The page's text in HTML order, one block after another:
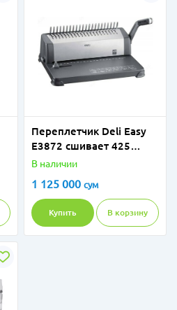
Переплетчик Deli Easy
E3872 сшивает 425
листов A4
В наличии
1 125 000 сум
Купить В корзину